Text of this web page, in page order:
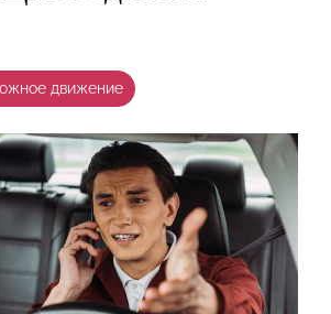
движение